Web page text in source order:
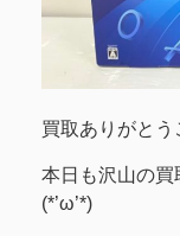
買取ありがとう
本日も沢山の買
(*’ω’*)